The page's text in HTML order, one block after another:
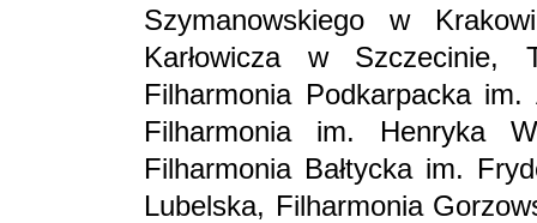
Szymanowskiego w
Karłowicza w Szczecinie,
Filharmonia Podkarpacka
Filharmonia im. Henryka
Filharmonia Bałtycka im.
Lubelska, Filharmonia